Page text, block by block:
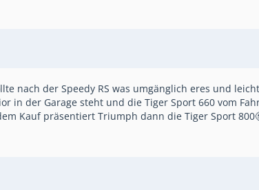
nach der Speedy RS was umgänglich eres und
in der Garage steht und die Tiger Sport 660 vom
Kauf präsentiert Triumph dann die Tiger Sport